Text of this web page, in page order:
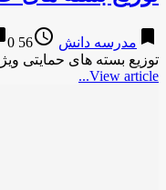
bookmark مدرسه دانش access_time
56 years ago
0
توزیع بسته های حمایتی ویژه دانش
View article...